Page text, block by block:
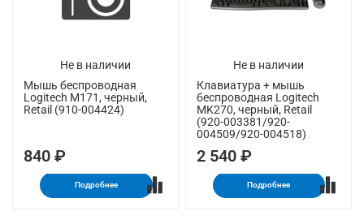
Не в наличии
Мышь беспроводная
Logitech M171, черный,
Retail (910-004424)
840 ₽
Подробнее
Не в наличии
Клавиатура + мышь
беспроводная Logitech
MK270, черный, Retail
(920-003381/920-
004509/920-004518)
2 540 ₽
Подробнее